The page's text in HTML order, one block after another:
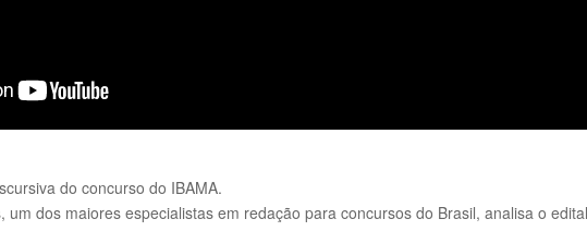
do concurso do IBAMA.
um dos maiores especialistas em redação para concursos do Brasil, analisa o